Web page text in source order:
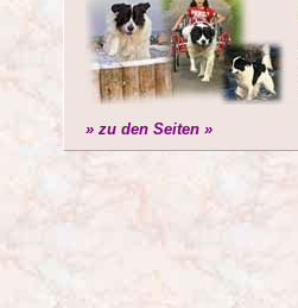
» zu den Seiten »